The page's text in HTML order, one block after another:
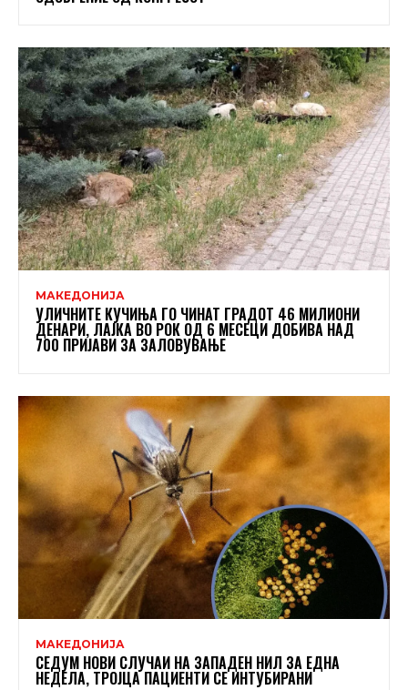
МАКЕДОНИЈА
УЛИЧНИТЕ КУЧИЊА ГО ЧИНАТ ГРАДОТ 46 МИЛИОНИ
ДЕНАРИ, ЛАЈКА ВО РОК ОД 6 МЕСЕЦИ ДОБИВА НАД
700 ПРИЈАВИ ЗА ЗАЛОВУВАЊЕ
МАКЕДОНИЈА
СЕДУМ НОВИ СЛУЧАИ НА ЗАПАДЕН НИЛ ЗА ЕДНА
НЕДЕЛА, ТРОЈЦА ПАЦИЕНТИ СЕ ИНТУБИРАНИ